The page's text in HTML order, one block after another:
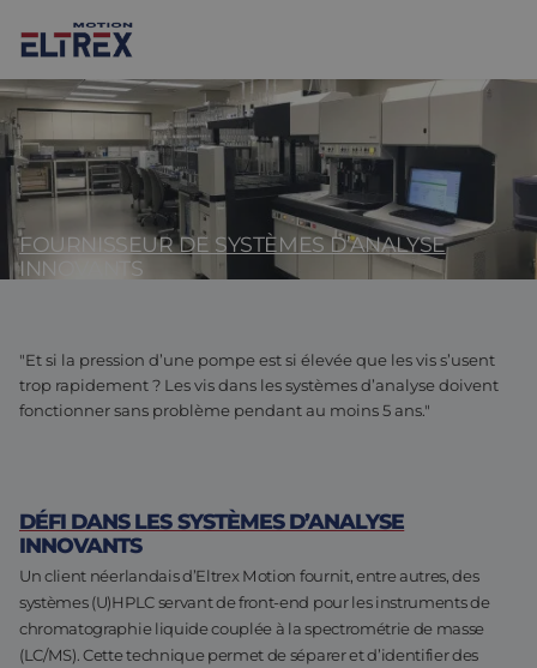
Nos solutions
Entraînements et contrôleurs
Mécanique
Conception et prototypage
Assemblage et personnalisation
Agroalimentaire
Intralogistique
Environnements difficiles
Fabrication
Défence
Projects
Marques
Nous Contacter
À propos de nous
FOURNISSEUR DE SYSTÈMES D’ANALYSE
INNOVANTS
"Et si la pression d’une pompe est si élevée que les vis s’usent
trop rapidement ? Les vis dans les systèmes d’analyse doivent
fonctionner sans problème pendant au moins 5 ans."
DÉFI DANS LES SYSTÈMES D’ANALYSE
INNOVANTS
Un client néerlandais d’Eltrex Motion fournit, entre autres, des
systèmes (U)HPLC servant de front-end pour les instruments de
chromatographie liquide couplée à la spectrométrie de masse
(LC/MS). Cette technique permet de séparer et d’identifier des